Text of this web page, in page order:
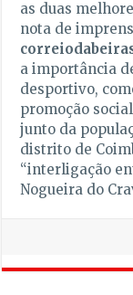
as duas
nota de
a importância
desportivo,
promoção
junto da
distrito de
“interligação
Nogueira do